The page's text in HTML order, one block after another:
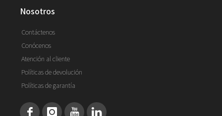
nosotros
Contáctenos
Conócenos
Atención al cliente
Políticas de devolución
Políticas de garantía